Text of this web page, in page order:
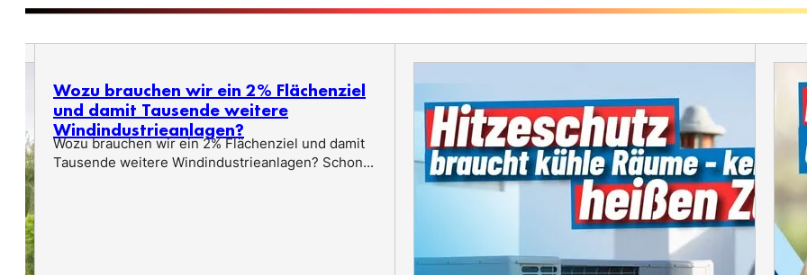
Wozu brauchen wir ein 2% Flächenziel
und damit Tausende weitere
Windindustrieanlagen?
Wozu brauchen wir ein 2% Flächenziel und damit
Tausende weitere Windindustrieanlagen? Schon...